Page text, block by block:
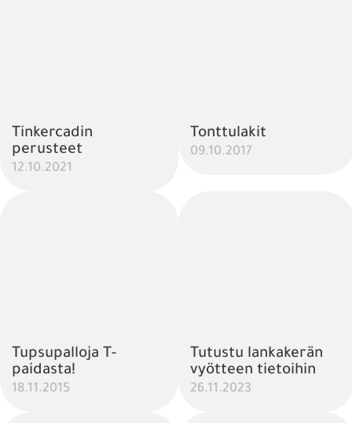
Tinkercadin
perusteet
12.10.2021
Tonttulakit
09.10.2017
Tupsupalloja T-
paidasta!
18.11.2015
Tutustu lankakerän
vyötteen tietoihin
26.11.2023